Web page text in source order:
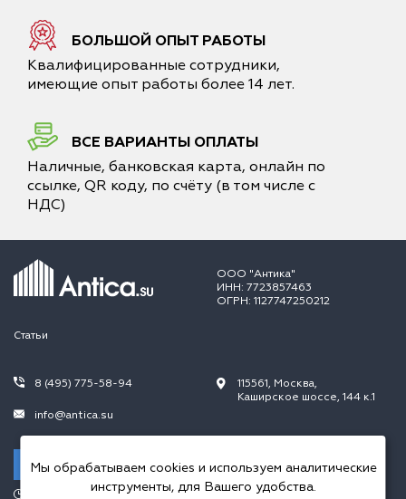
БОЛЬШОЙ ОПЫТ РАБОТЫ
Квалифицированные сотрудники,
имеющие опыт работы более 14 лет.
ВСЕ ВАРИАНТЫ ОПЛАТЫ
Наличные, банковская карта, онлайн по
ссылке, QR коду, по счёту (в том числе с
НДС)
ООО "Антика"
ИНН: 7723857463
ОГРН: 1127747250212
Статьи
8 (495) 775-58-94
info@antica.su
Заказать звонок
115561, Москва,
Каширское шоссе, 144 к.1
Мы обрабатываем cookies и используем аналитические
инструменты, для Вашего удобства.